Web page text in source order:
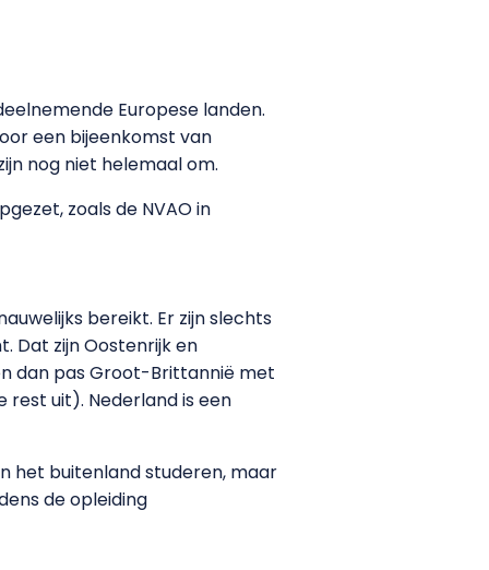
Europese landen.
een bijeenkomst van
nog niet helemaal om.
zoals de NVAO in
bereikt. Er zijn slechts
Dat zijn Oostenrijk en
dan pas Groot-Brittannië met
uit). Nederland is een
het buitenland studeren, maar
de opleiding